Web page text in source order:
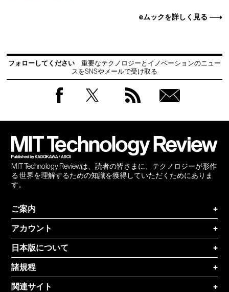
eムックを詳しく見る
フォローしてください
重要なテクノロジーとイノベーションのニュー
スをSNSやメールで受け取る
MIT Technology Reviewは、読者の皆さまに、テクノロジーが形作
る 世界を理解するための知識を獲得していただくためにありま
す。
ご案内
+
アカウント
+
日本版について
+
諸規程
+
関連サイト
+